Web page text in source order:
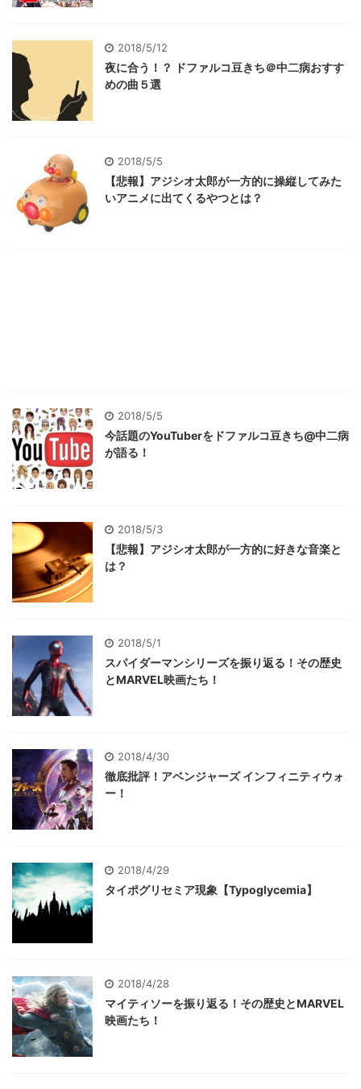
2018/5/12
夜に合う！？ ドファルコ豆きち＠中二病おすす
めの曲５選
2018/5/5
【悲報】アジシオ太郎が一方的に操縦してみた
いアニメに出てくるやつとは？
2018/5/5
今話題のYouTuberをドファルコ豆きち@中二病
が語る！
2018/5/3
【悲報】アジシオ太郎が一方的に好きな音楽と
は？
2018/5/1
スパイダーマンシリーズを振り返る！その歴史
とMARVEL映画たち！
2018/4/30
徹底批評！アベンジャーズ インフィニティウォ
ー！
2018/4/29
タイポグリセミア現象【Typoglycemia】
2018/4/28
マイティソーを振り返る！その歴史とMARVEL
映画たち！